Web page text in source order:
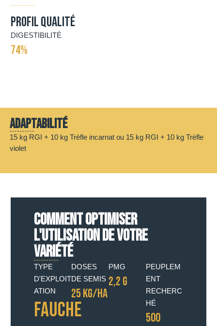
Profil qualité
DIGESTIBILITÉ
74%
Adaptabilité
15 kg RGI + 10 kg Trèfle incarnat ou 15 kg RGI + 10 kg Trèfle
violet
COMMENT OPTIMISER
L'UTILISATION DE VOTRE
VARIÉTÉ
TYPE
D'EXPLOIT
ATION
Fauche
DOSES
DE SEMIS
25 KG/HA
PMG
2,2 G
PEUPLEM
ENT
RECHERC
HÉ
500